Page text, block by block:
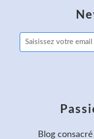
Blog